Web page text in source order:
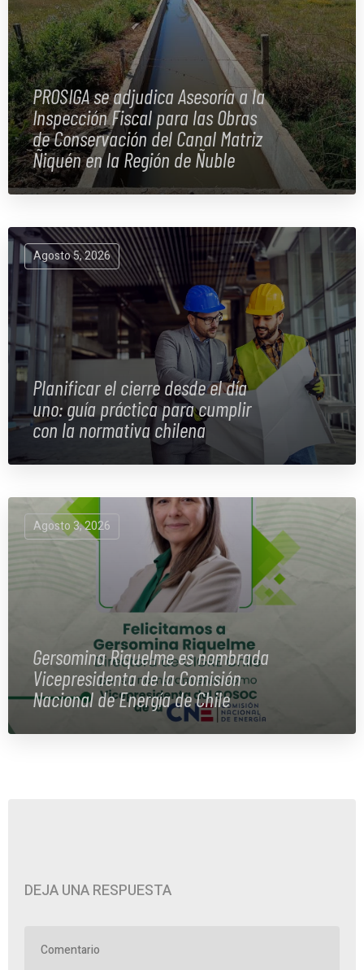
PROSIGA se adjudica Asesoría a la
Inspección Fiscal para las Obras
de Conservación del Canal Matriz
Ñiquén en la Región de Ñuble
Agosto 5, 2026
Planificar el cierre desde el día
uno: guía práctica para cumplir
con la normativa chilena
Agosto 3, 2026
Gersomina Riquelme es nombrada
Vicepresidenta de la Comisión
Nacional de Energía de Chile
DEJA UNA RESPUESTA